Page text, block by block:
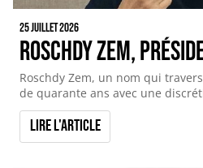
25 juillet 2026
Roschdy Zem,
Roschdy Zem, un nom qui
de quarante ans avec une
Lire l'article